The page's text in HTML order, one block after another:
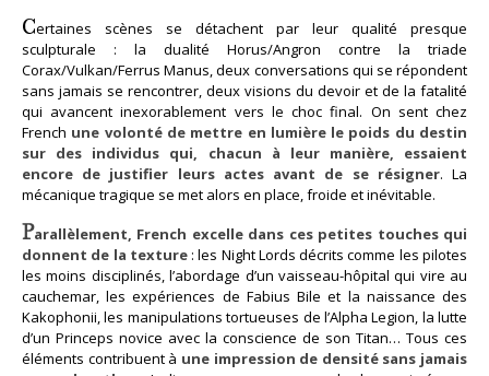
Certaines scènes se détachent par leur qualité presque
sculpturale : la dualité Horus/Angron contre la triade
Corax/Vulkan/Ferrus Manus, deux conversations qui se répondent
sans jamais se rencontrer, deux visions du devoir et de la fatalité
qui avancent inexorablement vers le choc final. On sent chez
French une volonté de mettre en lumière le poids du destin
sur des individus qui, chacun à leur manière, essaient
encore de justifier leurs actes avant de se résigner. La
mécanique tragique se met alors en place, froide et inévitable.
Parallèlement, French excelle dans ces petites touches qui
donnent de la texture: les Night Lords décrits comme les pilotes
les moins disciplinés, l’abordage d’un vaisseau-hôpital qui vire au
cauchemar, les expériences de Fabius Bile et la naissance des
Kakophonii, les manipulations tortueuses de l’Alpha Legion, la lutte
d’un Princeps novice avec la conscience de son Titan… Tous ces
éléments contribuent à une impression de densité sans jamais